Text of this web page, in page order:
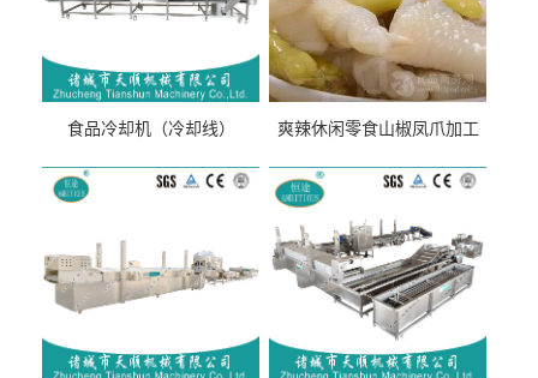
食品冷却机（冷却线）
爽辣休闲零食山椒凤爪加工
流水线）